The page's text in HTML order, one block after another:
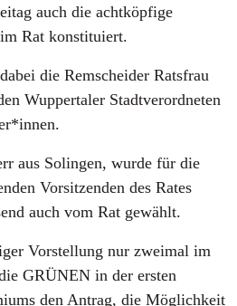
auch die achtköpfige
Rat konstituiert.
die Remscheider Ratsfrau
Wuppertaler Stadtverordneten
aus Solingen, wurde für die
Vorsitzenden des Rates
auch vom Rat gewählt.
Vorstellung nur zweimal im
GRÜNEN in der ersten
den Antrag, die Möglichkeit